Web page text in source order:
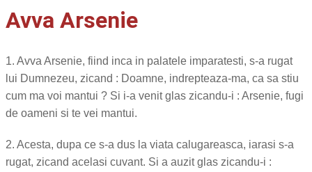
Avva Arsenie
1. Avva Arsenie, fiind inca in palatele imparatesti, s-a rugat
lui Dumnezeu, zicand : Doamne, indrepteaza-ma, ca sa stiu
cum ma voi mantui ? Si i-a venit glas zicandu-i : Arsenie, fugi
de oameni si te vei mantui.
2. Acesta, dupa ce s-a dus la viata calugareasca, iarasi s-a
rugat, zicand acelasi cuvant. Si a auzit glas zicandu-i :